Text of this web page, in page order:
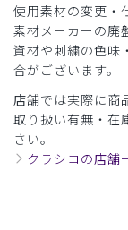
使用素材の変更・
素材メーカーの廃
資材や刺繍の色味
合がございます。
店舗では実際に商
取り扱い有無・在
さい。
クラシコの店舗